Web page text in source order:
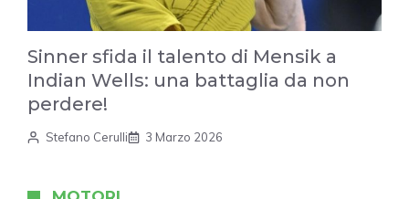
Sinner sfida il talento di Mensik a
Indian Wells: una battaglia da non
perdere!
Stefano Cerulli 3 Marzo 2026